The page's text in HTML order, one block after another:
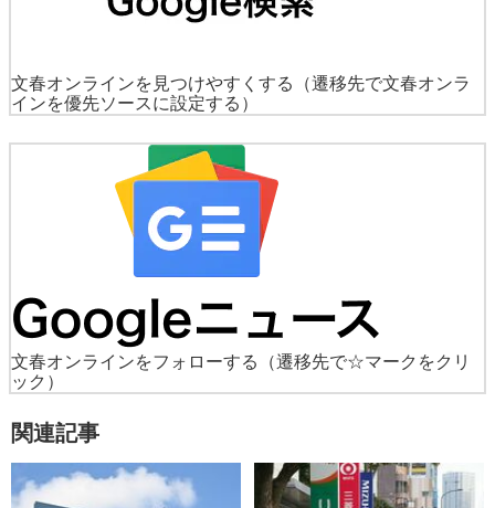
文春オンラインを見つけやすくする
（遷移先で文春オンラ
インを優先ソースに設定する）
文春オンラインをフォローする
（遷移先で☆マークをクリ
ック）
関連記事